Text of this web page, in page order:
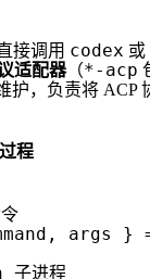
接调用 codex 或
适配器（*-acp
护，负责将 ACP
程
, args }